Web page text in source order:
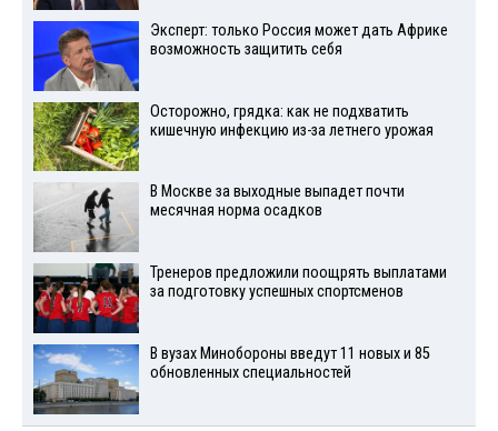
Эксперт: только Россия может дать Африке
возможность защитить себя
Осторожно, грядка: как не подхватить
кишечную инфекцию из-за летнего урожая
В Москве за выходные выпадет почти
месячная норма осадков
Тренеров предложили поощрять выплатами
за подготовку успешных спортсменов
В вузах Минобороны введут 11 новых и 85
обновленных специальностей